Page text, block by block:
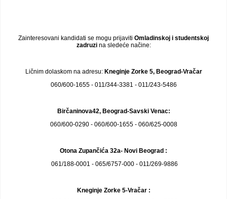
Zainteresovani kandidati se mogu prijaviti Omladinskoj i studentskoj
zadruzina sledeće načine:
Ličnim dolaskom na adresu: Kneginje Zorke 5, Beograd-Vračar
060/600-1655 - 011/344-3381 - 011/243-5486
Birčaninova42, Beograd-Savski Venac:
060/600-0290 - 060/600-1655 - 060/625-0008
Otona Zupančića 32a- Novi Beograd :
061/188-0001 - 065/6757-000 - 011/269-9886
Kneginje Zorke 5-Vračar :